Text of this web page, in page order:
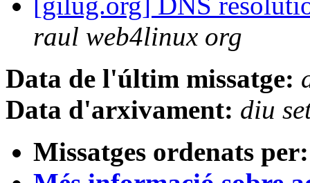
raul web4linux org
Data de l'últim missatge:
Data d'arxivament: diu
Missatges ordenats per: